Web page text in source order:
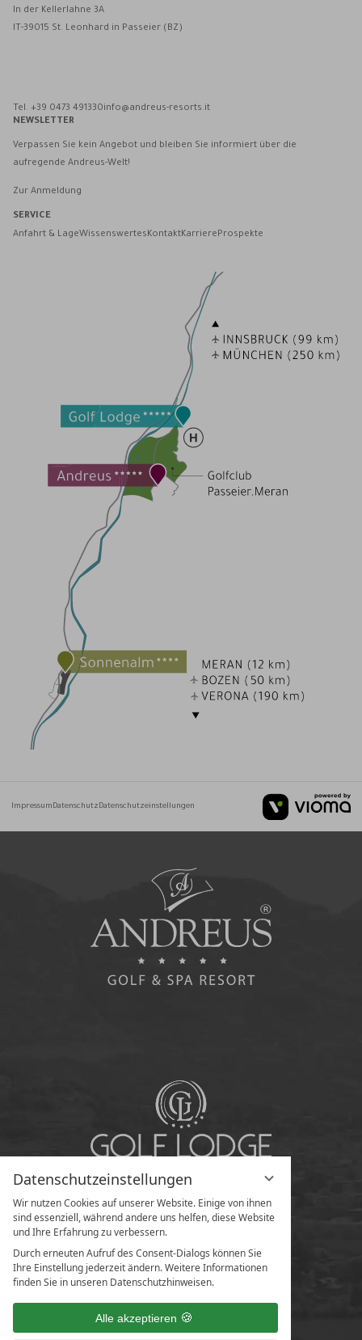
Datenschutzeinstellungen
Wir nutzen Cookies auf unserer Website. Einige von ihnen
sind essenziell, während andere uns helfen, diese Website
und Ihre Erfahrung zu verbessern.
Durch erneuten Aufruf des Consent-Dialogs können Sie
Ihre Einstellung jederzeit ändern. Weitere Informationen
finden Sie in unseren Datenschutzhinweisen.
Alle akzeptieren
In der Kellerlahne 3A
IT-39015 St. Leonhard in Passeier (BZ)
Tel. +39 0473 491330info@andreus-resorts.it
NEWSLETTER
Verpassen Sie kein Angebot und bleiben Sie informiert über die
aufregende Andreus-Welt!
Zur Anmeldung
SERVICE
Anfahrt & LageWissenswertesKontaktKarriereProspekte
ImpressumDatenschutzDatenschutzeinstellungen